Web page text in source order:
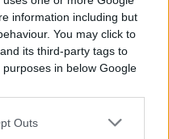
information including but
You may click to
its third-party tags to
in below Google
Outs
2026
all'archivio delle vignette